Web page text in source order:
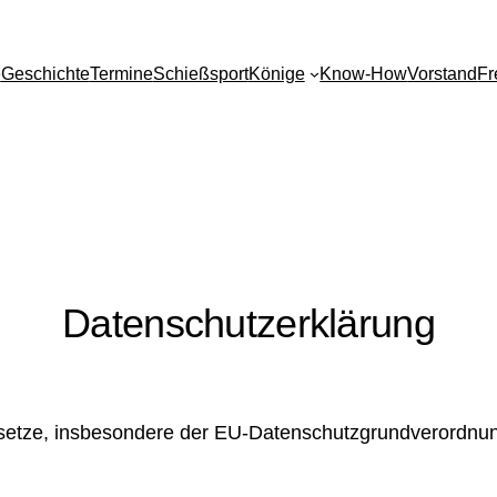
GeschichteTermineSchießsportKönige Know-HowVorstand
Datenschutzerklärung
insbesondere der EU-